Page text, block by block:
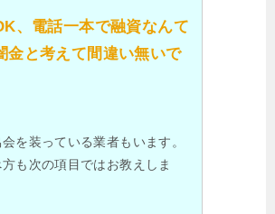
、電話一本で融資なんて
金と考えて間違い無いで
を装っている業者もいます。
も次の項目ではお教えしま